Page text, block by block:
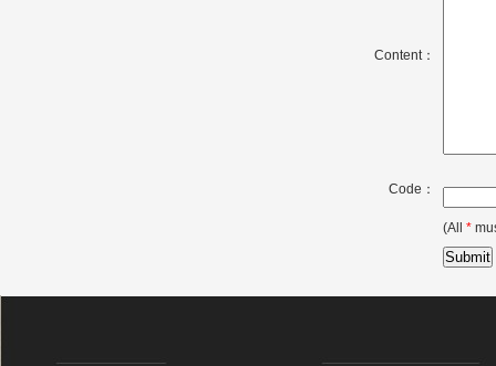
Content：
Code：
(All *